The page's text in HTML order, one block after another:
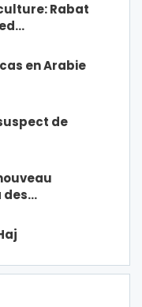
Rabat
en Arabie
de
des…